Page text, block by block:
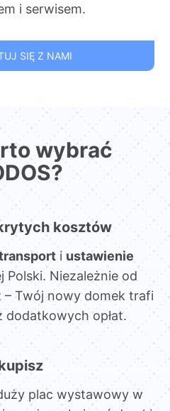
i serwisem.
SIĘ Z NAMI
wybrać
kosztów
i ustawienie
Polski. Niezależnie od
– Twój nowy domek trafi
dodatkowych opłat.
plac wystawowy w